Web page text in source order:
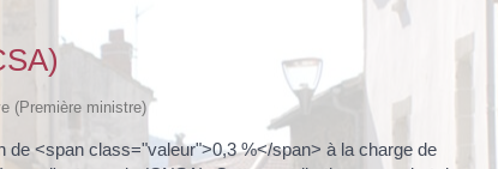
(Première ministre)
de <span class="valeur">0,3 %</span> à la charge de